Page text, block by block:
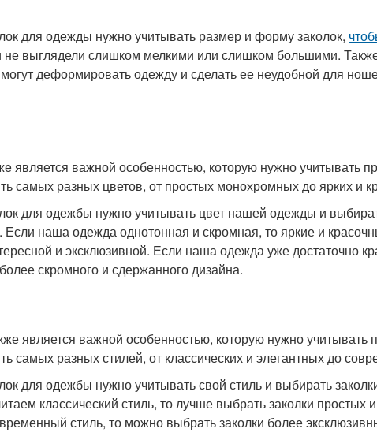
для одежды нужно учитывать размер и форму заколок,
выглядели слишком мелкими или слишком большими.
деформировать одежду и сделать ее неудобной для
является важной особенностью, которую нужно учитывать
самых разных цветов, от простых монохромных до ярких и
для одежбы нужно учитывать цвет нашей одежды и
Если наша одежда однотонная и скромная, то яркие и
и эксклюзивной. Если наша одежда уже достаточно
скромного и сдержанного дизайна.
является важной особенностью, которую нужно
самых разных стилей, от классических и элегантных до
для одежбы нужно учитывать свой стиль и выбирать
классический стиль, то лучше выбрать заколки
стиль, то можно выбрать заколки более